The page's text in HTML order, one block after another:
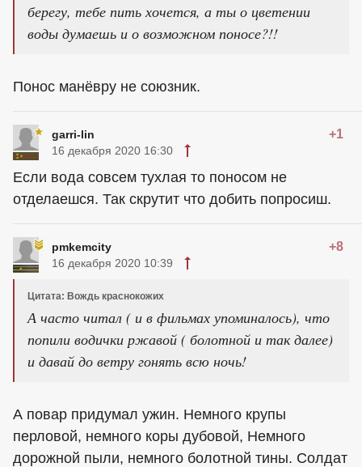
берегу, тебе пить хочется, а ты о цветении
воды думаешь и о возможном поносе?!!
Понос манёвру не союзник.
garri-lin +1
16 декабря 2020 16:30
Если вода совсем тухлая то поносом не
отделаешся. Так скрутит что добить попросиш.
pmkemcity +8
16 декабря 2020 10:39
Цитата: Вождь краснокожих
А часто читал ( и в фильмах упоминалось), что
попили водички ржавой ( болотной и так далее)
и давай до ветру гонять всю ночь!
А повар придумал ужин. Немного крупы
перловой, немного коры дубовой, Немного
дорожной пыли, немного болотной тины. Солдат